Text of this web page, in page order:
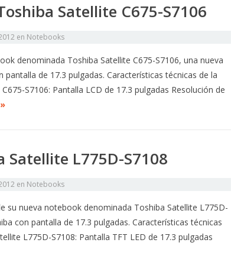
Satellite C675-S7106
en Notebooks
denominada Toshiba Satellite C675-S7106, una nueva
de 17.3 pulgadas. Características técnicas de la
S7106: Pantalla LCD de 17.3 pulgadas Resolución de
Satellite L775D-S7108
en Notebooks
su nueva notebook denominada Toshiba Satellite L775D-
con pantalla de 17.3 pulgadas. Características técnicas
L775D-S7108: Pantalla TFT LED de 17.3 pulgadas